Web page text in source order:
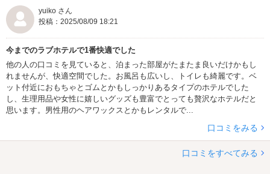
yuiko さん
投稿：2025/08/09 18:21
今までのラブホテルで1番快適でした
他の人の口コミを見ていると、泊まった部屋がたまたま良いだけかもし
れませんが、快適空間でした。お風呂も広いし、トイレも綺麗です。ベ
ット付近におもちゃとゴムとかもしっかりあるタイプのホテルでした
し、生理用品や女性に嬉しいグッズも豊富でとっても贅沢なホテルだと
思います。男性用のヘアワックスとかもレンタルで...
口コミをみる
口コミをすべてみる